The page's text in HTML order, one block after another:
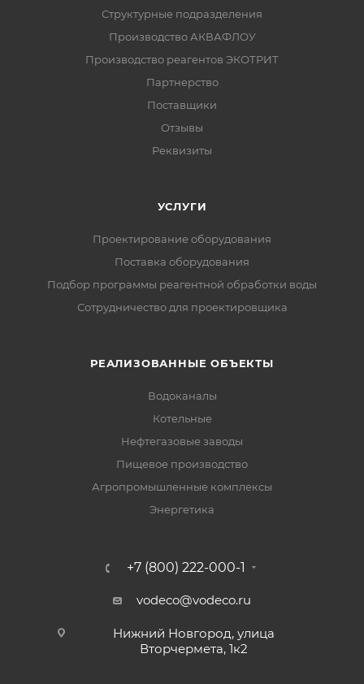
Структурные подразделения
Производство АКВАФЛОУ
Производство реагентов ЭКОТРИТ
Партнерство
Поставщики
Отзывы
Реквизиты
УСЛУГИ
Проектирование оборудования
Поставка оборудования
Подбор программы реагентной обработки воды
Сотрудничество для проектировщика
РЕАЛИЗОВАННЫЕ ОБЪЕКТЫ
Водоканалы
Котельные
Нефтегазовые заводы
Пищевое производство
Агропромышленные комплексы
Энергетика
+7 (800) 222-000-1
vodeco@vodeco.ru
Нижний Новгород, улица
Вторчермета, 1к2